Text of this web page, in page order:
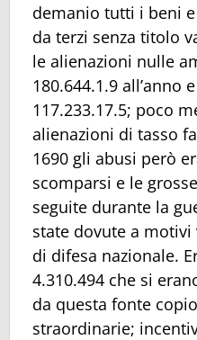
demanio tutti i beni
da terzi senza titolo
le alienazioni nulle
180.644.1.9 all’anno
117.233.17.5; poco
alienazioni di tasso
1690 gli abusi però
scomparsi e le
seguite durante la
state dovute a
di difesa nazionale.
4.310.494 che si
da questa fonte
straordinarie;